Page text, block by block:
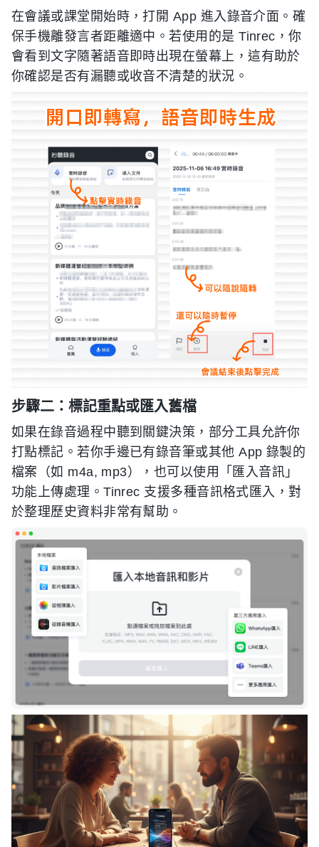
在會議或課堂開始時，打開 App 進入錄音介面。確
保手機離發言者距離適中。若使用的是 Tinrec，你
會看到文字隨著語音即時出現在螢幕上，這有助於
你確認是否有漏聽或收音不清楚的狀況。
步驟二：標記重點或匯入舊檔
如果在錄音過程中聽到關鍵決策，部分工具允許你
打點標記。若你手邊已有錄音筆或其他 App 錄製的
檔案（如 m4a, mp3），也可以使用「匯入音訊」
功能上傳處理。Tinrec 支援多種音訊格式匯入，對
於整理歷史資料非常有幫助。